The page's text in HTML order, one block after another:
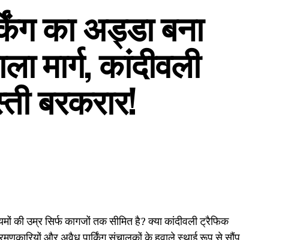
का अड्डा बना
मार्ग, कांदीवली
बरकरार!
की उम्र सिर्फ कागजों तक सीमित है? क्या कांदीवली ट्रैफिक